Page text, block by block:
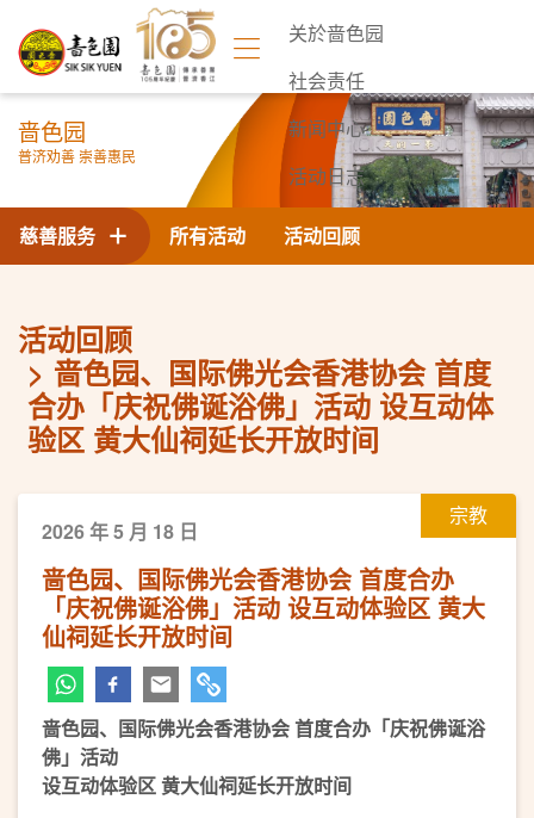
关於啬色园
社会责任
新闻中心
活动日志
联络我们
啬色园
普济劝善 崇善惠民
所有活动 活动回顾
慈善服务
活动回顾
啬色园、国际佛光会香港协会 首度
合办「庆祝佛诞浴佛」活动 设互动体
验区 黄大仙祠延长开放时间
宗教
2026 年 5 月 18 日
啬色园、国际佛光会香港协会 首度合办
「庆祝佛诞浴佛」活动 设互动体验区 黄大
仙祠延长开放时间
啬色园、国际佛光会香港协会 首度合办 「庆祝佛诞浴
佛」 活动
设互动体验区 黄大仙祠延长开放时间